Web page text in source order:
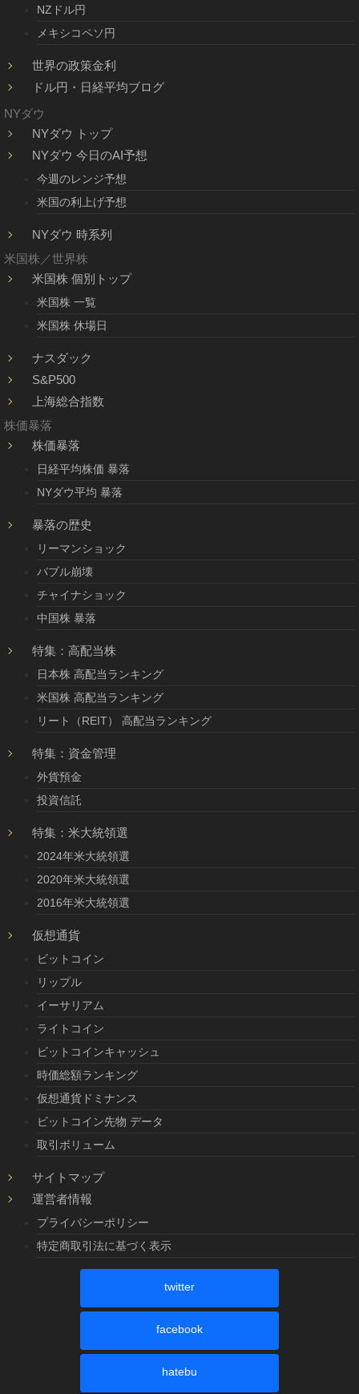
NZドル円
メキシコペソ円
世界の政策金利
ドル円・日経平均ブログ
NYダウ
NYダウ トップ
NYダウ 今日のAI予想
今週のレンジ予想
米国の利上げ予想
NYダウ 時系列
米国株／世界株
米国株 個別トップ
米国株 一覧
米国株 休場日
ナスダック
S&P500
上海総合指数
株価暴落
株価暴落
日経平均株価 暴落
NYダウ平均 暴落
暴落の歴史
リーマンショック
バブル崩壊
チャイナショック
中国株 暴落
特集：高配当株
日本株 高配当ランキング
米国株 高配当ランキング
リート（REIT） 高配当ランキング
特集：資金管理
外貨預金
投資信託
特集：米大統領選
2024年米大統領選
2020年米大統領選
2016年米大統領選
仮想通貨
ビットコイン
リップル
イーサリアム
ライトコイン
ビットコインキャッシュ
時価総額ランキング
仮想通貨ドミナンス
ビットコイン先物 データ
取引ボリューム
サイトマップ
運営者情報
プライバシーポリシー
特定商取引法に基づく表示
twitter
facebook
hatebu